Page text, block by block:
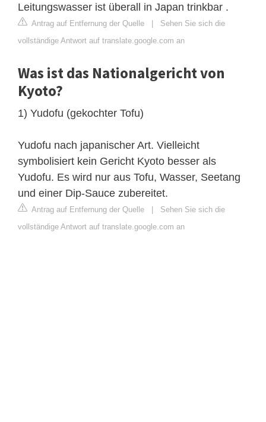
Leitungswasser ist überall in Japan trinkbar .
Antrag auf Entfernung der Quelle | Sehen Sie sich die
vollständige Antwort auf translate.google.com an
Was ist das Nationalgericht von
Kyoto?
1) Yudofu (gekochter Tofu)
Yudofu nach japanischer Art. Vielleicht
symbolisiert kein Gericht Kyoto besser als
Yudofu. Es wird nur aus Tofu, Wasser, Seetang
und einer Dip-Sauce zubereitet.
Antrag auf Entfernung der Quelle | Sehen Sie sich die
vollständige Antwort auf translate.google.com an